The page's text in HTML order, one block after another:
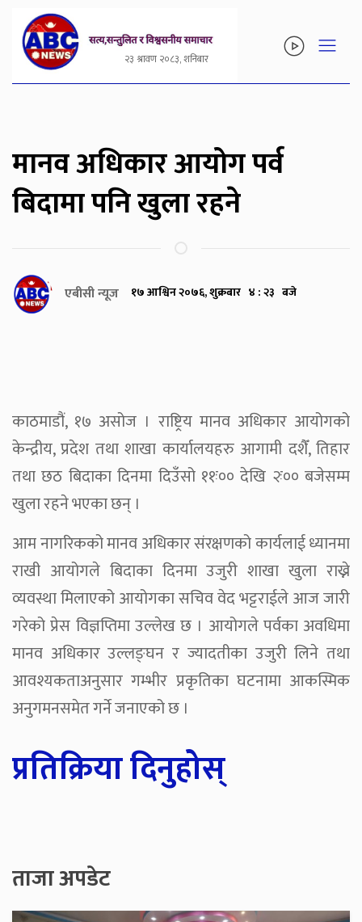
२३ श्रावण २०८३, शनिबार
मानव अधिकार आयोग पर्व
बिदामा पनि खुला रहने
एबीसी न्यूज १७ आश्विन २०७६, शुक्रबार ४ : २३ बजे
काठमाडौं, १७ असोज । राष्ट्रिय मानव अधिकार आयोगको
केन्द्रीय, प्रदेश तथा शाखा कार्यालयहरु आगामी दशैँ, तिहार
तथा छठ बिदाका दिनमा दिउँसो ११ः०० देखि २ः०० बजेसम्म
खुला रहने भएका छन् ।
आम नागरिकको मानव अधिकार संरक्षणको कार्यलाई ध्यानमा
राखी आयोगले बिदाका दिनमा उजुरी शाखा खुला राख्ने
व्यवस्था मिलाएको आयोगका सचिव वेद भट्टराईले आज जारी
गरेको प्रेस विज्ञप्तिमा उल्लेख छ । आयोगले पर्वका अवधिमा
मानव अधिकार उल्लङ्घन र ज्यादतीका उजुरी लिने तथा
आवश्यकताअनुसार गम्भीर प्रकृतिका घटनामा आकस्मिक
अनुगमनसमेत गर्ने जनाएको छ ।
प्रतिक्रिया दिनुहोस्
ताजा अपडेट